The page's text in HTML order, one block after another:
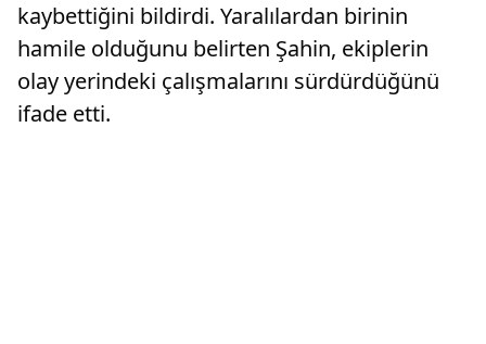
kaybettiğini bildirdi. Yaralılardan birinin
hamile olduğunu belirten Şahin, ekiplerin
olay yerindeki çalışmalarını sürdürdüğünü
ifade etti.